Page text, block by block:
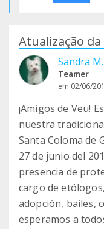
Atualização da
Sandra M.
Teamer
em 02/06/
¡Amigos de Veu!
nuestra
Santa Coloma de
27 de junio del
presencia de
cargo de
adopción, bailes,
esperamos a